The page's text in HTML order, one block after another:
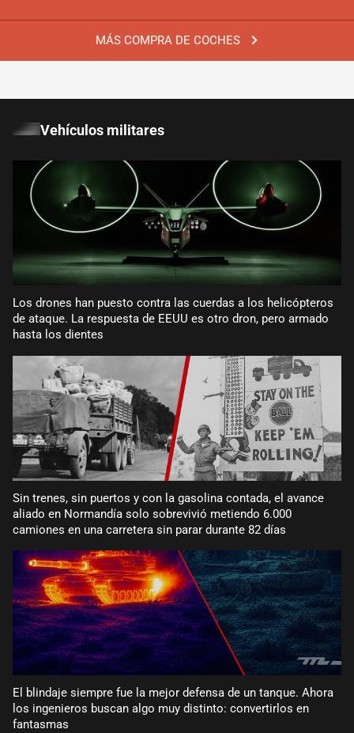
MÁS COMPRA DE COCHES
Vehículos militares
Los drones han puesto contra las cuerdas a los helicópteros
de ataque. La respuesta de EEUU es otro dron, pero armado
hasta los dientes
Sin trenes, sin puertos y con la gasolina contada, el avance
aliado en Normandía solo sobrevivió metiendo 6.000
camiones en una carretera sin parar durante 82 días
El blindaje siempre fue la mejor defensa de un tanque. Ahora
los ingenieros buscan algo muy distinto: convertirlos en
fantasmas